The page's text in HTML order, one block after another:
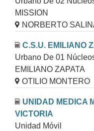
MISSION
NORBERTO
C.S.U. EMILIANO
Urbano De 01
EMILIANO ZAPATA
OTILIO MONTERO
UNIDAD MEDICA
VICTORIA
Unidad Móvil